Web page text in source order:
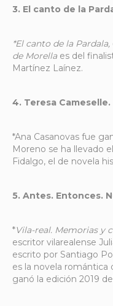
3. El canto de la
*El canto de la Pardala,
de Morella es del
Martínez Laínez.
4. Teresa Cameselle.
*Ana Casanovas fue
Moreno se ha llevado
Fidalgo, el de novela
5. Antes. Entonces.
*Vila-real. Memorias y
escritor vilarealense
escrito por Santiago
es la novela romántica
ganó la edición 2019